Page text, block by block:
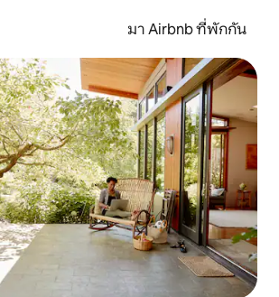
มา Airbnb ที่พักกัน